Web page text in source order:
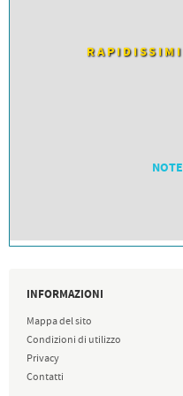
PETTORALI CON NOME ATLETA
RAPIDISSIMI
NOTE
INFORMAZIONI
Mappa del sito
Condizioni di utilizzo
Privacy
Contatti